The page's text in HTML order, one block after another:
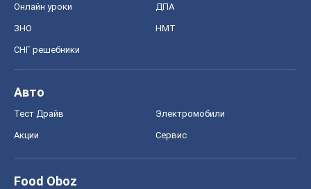
Онлайн уроки ДПА
ЗНО НМТ
СНГ решебники
Авто
Тест Драйв Электромобили
Акции Сервис
Food Oboz